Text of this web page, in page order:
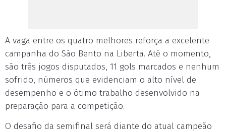
A vaga entre os quatro melhores reforça a excelente
campanha do São Bento na Liberta. Até o momento,
são três jogos disputados, 11 gols marcados e nenhum
sofrido, números que evidenciam o alto nível de
desempenho e o ótimo trabalho desenvolvido na
preparação para a competição.
O desafio da semifinal será diante do atual campeão